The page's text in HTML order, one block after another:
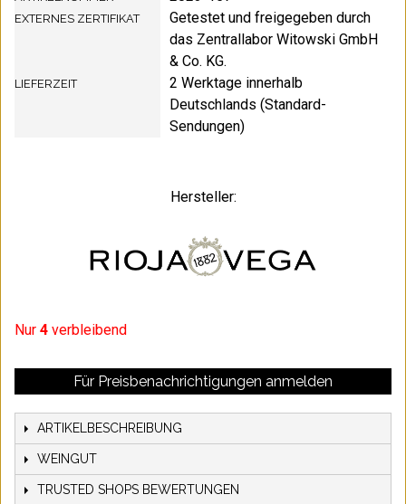
EXTERNES ZERTIFIKAT
Getestet und freigegeben durch
das Zentrallabor Witowski GmbH
& Co. KG.
LIEFERZEIT
2 Werktage innerhalb
Deutschlands (Standard-
Sendungen)
Hersteller:
Nur 4 verbleibend
Für Preisbenachrichtigungen anmelden
ARTIKELBESCHREIBUNG
WEINGUT
TRUSTED SHOPS BEWERTUNGEN